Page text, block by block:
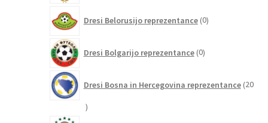
Dresi Belorusijo reprezentance 0izdelkov
Dresi Bolgarijo reprezentance 0izdelkov
Dresi Bosna in Hercegovina reprezentance 20
20